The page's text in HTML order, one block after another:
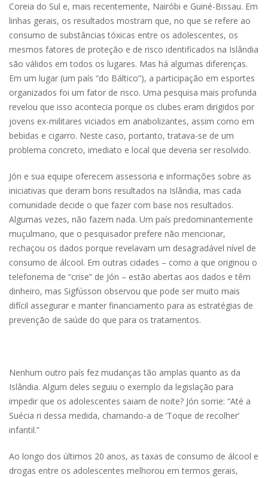
Coreia do Sul e, mais recentemente, Nairóbi e Guiné-Bissau. Em
linhas gerais, os resultados mostram que, no que se refere ao
consumo de substâncias tóxicas entre os adolescentes, os
mesmos fatores de proteção e de risco identificados na Islândia
são válidos em todos os lugares. Mas há algumas diferenças.
Em um lugar (um país “do Báltico”), a participação em esportes
organizados foi um fator de risco. Uma pesquisa mais profunda
revelou que isso acontecia porque os clubes eram dirigidos por
jovens ex-militares viciados em anabolizantes, assim como em
bebidas e cigarro. Neste caso, portanto, tratava-se de um
problema concreto, imediato e local que deveria ser resolvido.
Jón e sua equipe oferecem assessoria e informações sobre as
iniciativas que deram bons resultados na Islândia, mas cada
comunidade decide o que fazer com base nos resultados.
Algumas vezes, não fazem nada. Um país predominantemente
muçulmano, que o pesquisador prefere não mencionar,
rechaçou os dados porque revelavam um desagradável nível de
consumo de álcool. Em outras cidades – como a que originou o
telefonema de “crise” de Jón – estão abertas aos dados e têm
dinheiro, mas Sigfússon observou que pode ser muito mais
difícil assegurar e manter financiamento para as estratégias de
prevenção de saúde do que para os tratamentos.
Nenhum outro país fez mudanças tão amplas quanto as da
Islândia. Algum deles seguiu o exemplo da legislação para
impedir que os adolescentes saiam de noite? Jón sorrie: “Até a
Suécia ri dessa medida, chamando-a de ‘Toque de recolher’
infantil.”
Ao longo dos últimos 20 anos, as taxas de consumo de álcool e
drogas entre os adolescentes melhorou em termos gerais,